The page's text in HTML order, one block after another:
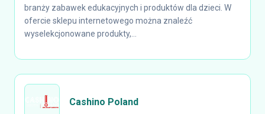
branży zabawek edukacyjnych i produktów dla dzieci. W
ofercie sklepu internetowego można znaleźć
wyselekcjonowane produkty,...
Cashino Poland